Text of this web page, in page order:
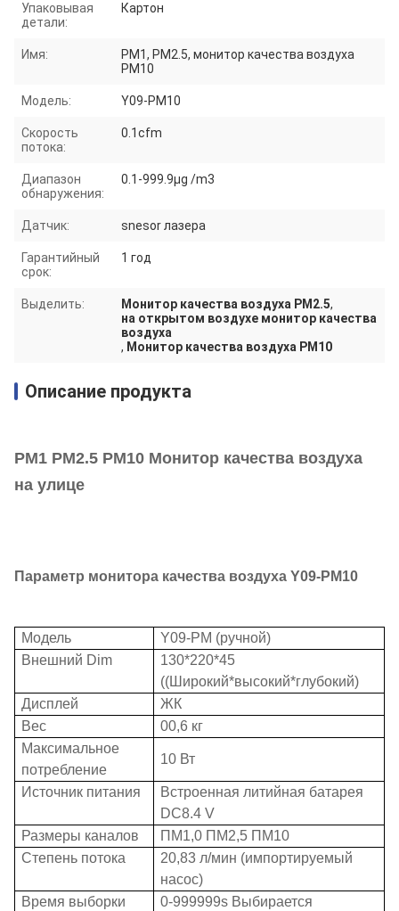
Упаковывая
детали:
Картон
Имя:
PM1, PM2.5, монитор качества воздуха
PM10
Модель: Y09-PM10
Скорость
потока:
0.1cfm
Диапазон
обнаружения:
0.1-999.9μg /m3
Датчик: snesor лазера
Гарантийный
срок:
1 год
Выделить: Монитор качества воздуха PM2.5,
на открытом воздухе монитор качества
воздуха
, Монитор качества воздуха PM10
Описание продукта
PM1 PM2.5 PM10 Монитор качества воздуха
на улице
Параметр монитора качества воздуха Y09-PM10
Модель
Y09-PM (ручной)
Внешний Dim
130*220*45
((Широкий*высокий*глубокий)
Дисплей
ЖК
Вес
00,6 кг
Максимальное
потребление
10 Вт
Источник питания
Встроенная литийная батарея
DC8.4 V
Размеры каналов
ПМ1,0 ПМ2,5 ПМ10
Степень потока
20,83 л/мин (импортируемый
насос)
Время выборки
0-999999s Выбирается